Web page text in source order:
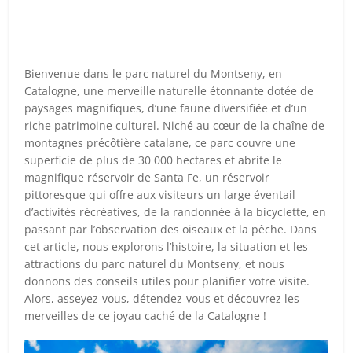
Bienvenue dans le parc naturel du Montseny, en
Catalogne, une merveille naturelle étonnante dotée de
paysages magnifiques, d’une faune diversifiée et d’un
riche patrimoine culturel. Niché au cœur de la chaîne de
montagnes précôtière catalane, ce parc couvre une
superficie de plus de 30 000 hectares et abrite le
magnifique réservoir de Santa Fe, un réservoir
pittoresque qui offre aux visiteurs un large éventail
d’activités récréatives, de la randonnée à la bicyclette, en
passant par l’observation des oiseaux et la pêche. Dans
cet article, nous explorons l’histoire, la situation et les
attractions du parc naturel du Montseny, et nous
donnons des conseils utiles pour planifier votre visite.
Alors, asseyez-vous, détendez-vous et découvrez les
merveilles de ce joyau caché de la Catalogne !